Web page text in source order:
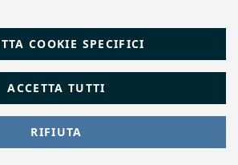
ACCETTA TUTTI
COOKIE SPECIFICI
RIFIUTA